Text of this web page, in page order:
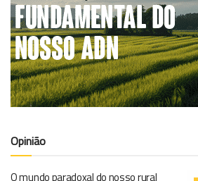
Opinião
O mundo paradoxal do nosso rural